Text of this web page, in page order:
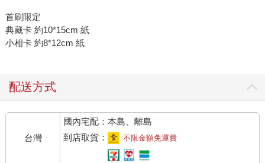
首刷限定
典藏卡 約10*15cm 紙
小相卡 約8*12cm 紙
配送方式
台灣
國內宅配：本島、離島
到店取貨：
不限金額免運費